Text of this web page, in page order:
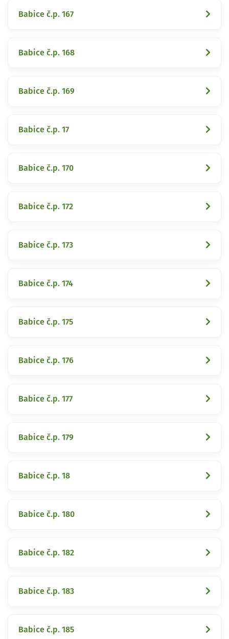
Babice č.p. 167
Babice č.p. 168
Babice č.p. 169
Babice č.p. 17
Babice č.p. 170
Babice č.p. 172
Babice č.p. 173
Babice č.p. 174
Babice č.p. 175
Babice č.p. 176
Babice č.p. 177
Babice č.p. 179
Babice č.p. 18
Babice č.p. 180
Babice č.p. 182
Babice č.p. 183
Babice č.p. 185